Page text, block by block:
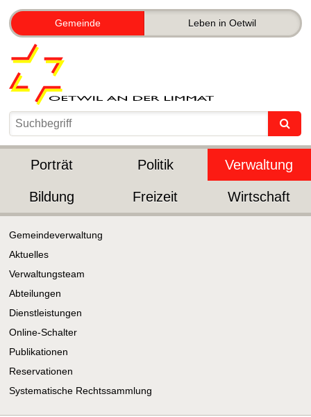
Gemeinde Leben in Oetwil
Porträt Politik Verwaltung
Bildung Freizeit Wirtschaft
Gemeindeverwaltung
Aktuelles
Verwaltungsteam
Abteilungen
Dienstleistungen
Online-Schalter
Publikationen
Reservationen
Systematische Rechtssammlung